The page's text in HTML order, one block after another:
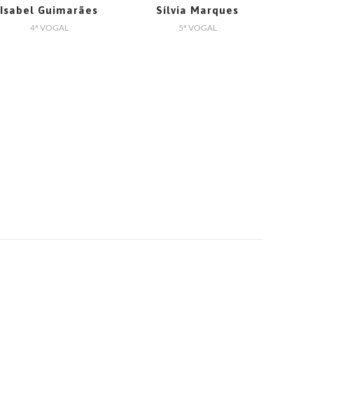
Isabel Guimarães
4ª VOGAL
Sílvia Marques
5ª VOGAL